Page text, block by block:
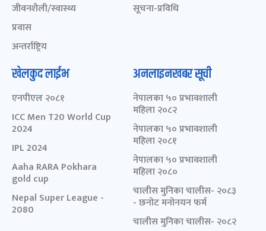
जीवनशैली/स्वास्थ्य
प्रवास
अन्तर्राष्ट्रिय
सूचना-प्रविधि
खेलकुद लाईभ
एनपीएल २०८१
ICC Men T20 World Cup
2024
IPL 2024
Aaha RARA Pokhara
gold cup
Nepal Super League -
2080
अनलाइनखबर सूची
नेपालका ५० प्रभावशाली
महिला २०८२
नेपालका ५० प्रभावशाली
महिला २०८१
नेपालका ५० प्रभावशाली
महिला २०८०
चालीस मुनिका चालीस- २०८३
- छनोट मनोनयन फर्म
चालीस मुनिका चालीस- २०८२